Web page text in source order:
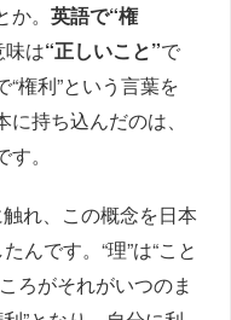
か。英語で“権
は“正しいこと”で
権利”という言葉を
持ち込んだのは、
。
れ、この概念を日本
んです。“理”は“こと
ろがそれがいつのま